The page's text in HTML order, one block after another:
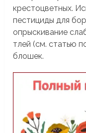
крестоцветных.
пестициды для
опрыскивание
тлей (см. статью
блошек.